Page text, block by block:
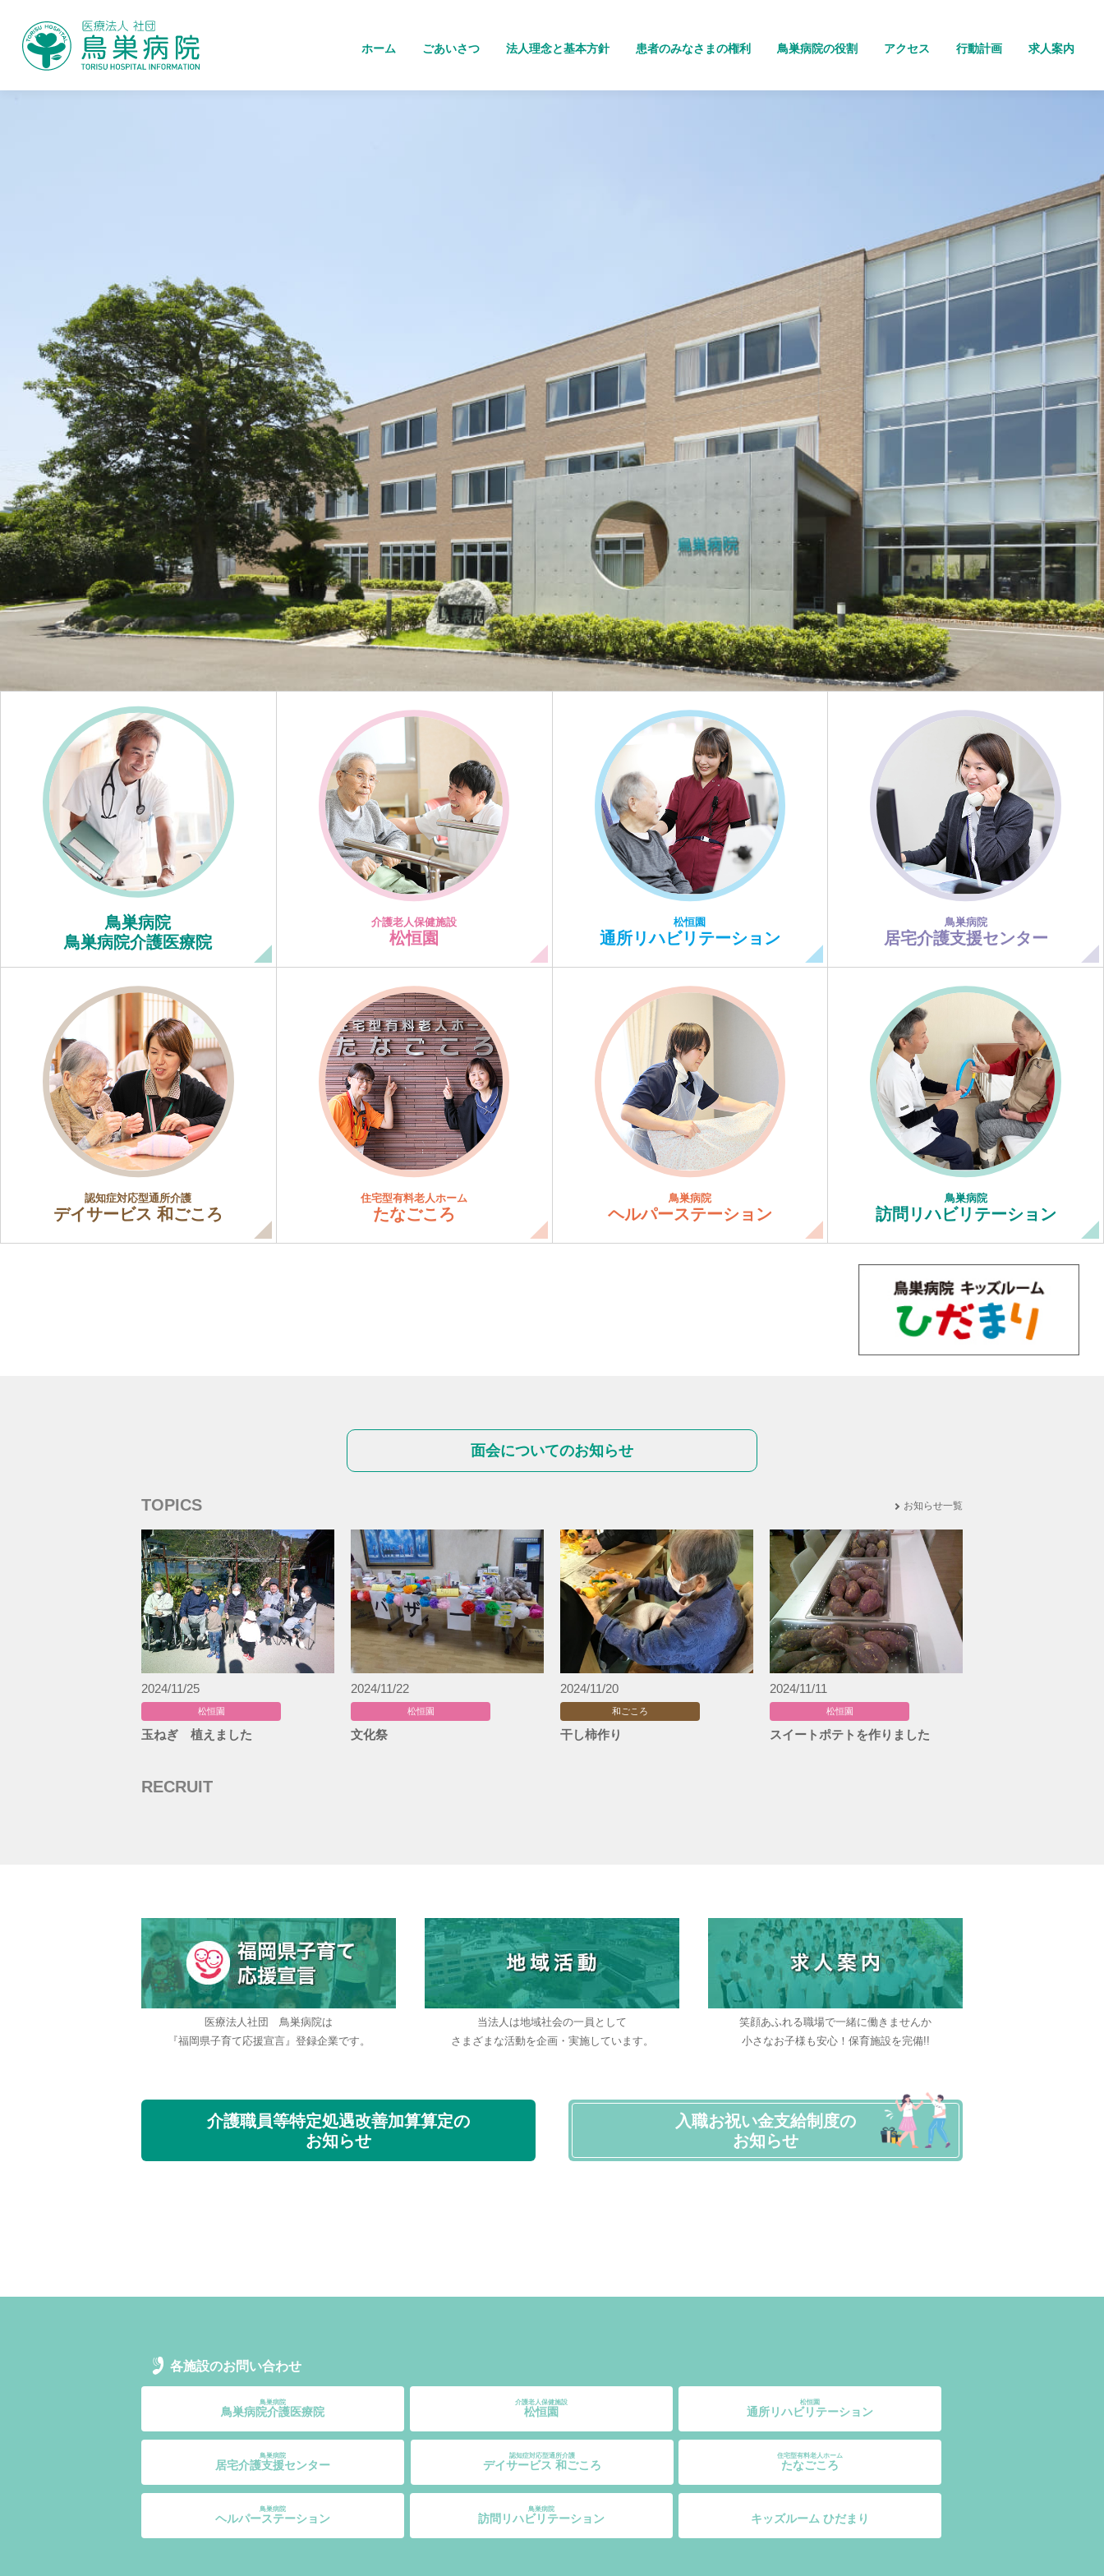
ホーム ごあいさつ 法人理念と基本方針 患者のみなさまの権利 鳥巣病院の役割 アクセス 行動計画 求人案内
鳥巣病院
鳥巣病院介護医療院
介護老人保健施設
松恒園
松恒園
通所リハビリテーション
鳥巣病院
居宅介護支援センター
認知症対応型通所介護
デイサービス 和ごころ
住宅型有料老人ホーム
たなごころ
鳥巣病院
ヘルパーステーション
鳥巣病院
訪問リハビリテーション
面会についてのお知らせ
TOPICS お知らせ一覧
2024/11/25
松恒園
玉ねぎ 植えました
2024/11/22
松恒園
文化祭
2024/11/20
和ごころ
干し柿作り
2024/11/11
松恒園
スイートポテトを作りました
RECRUIT
医療法人社団 鳥巣病院は
『福岡県子育て応援宣言』登録企業です。
当法人は地域社会の一員として
さまざまな活動を企画・実施しています。
笑顔あふれる職場で一緒に働きませんか
小さなお子様も安心！保育施設を完備!!
介護職員等特定処遇改善加算算定の
お知らせ
入職お祝い金支給制度の
お知らせ
各施設のお問い合わせ
鳥巣病院
鳥巣病院介護医療院
介護老人保健施設
松恒園
松恒園
通所リハビリテーション
鳥巣病院
居宅介護支援センター
認知症対応型通所介護
デイサービス 和ごころ
住宅型有料老人ホーム
たなごころ
鳥巣病院
ヘルパーステーション
鳥巣病院
訪問リハビリテーション キッズルーム ひだまり